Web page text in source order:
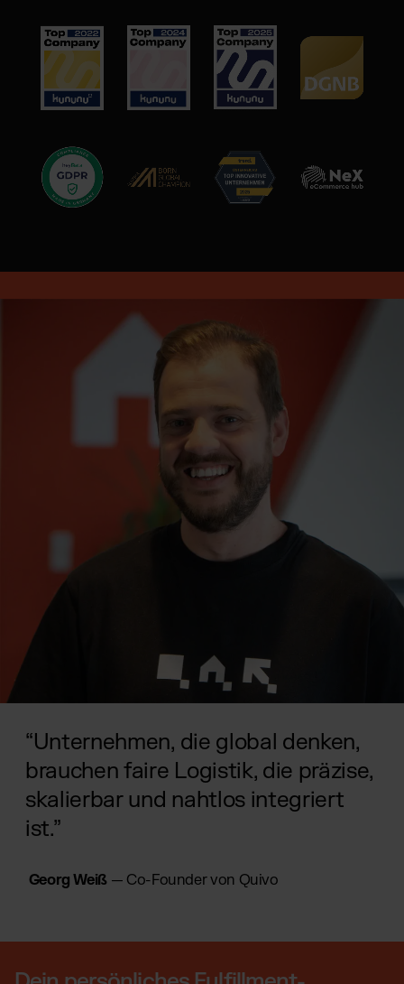
“Unternehmen, die global denken,
brauchen faire Logistik, die präzise,
skalierbar und nahtlos integriert
ist.”
Georg Weiß — Co-Founder von Quivo